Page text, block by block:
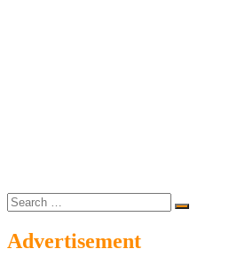
Search
…
Advertisement